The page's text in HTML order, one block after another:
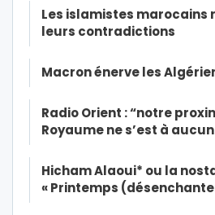
Les islamistes
leurs contradictions
Macron énerve les
Radio Orient : “notre
Royaume ne s’est à
Hicham Alaoui* ou la
« Printemps